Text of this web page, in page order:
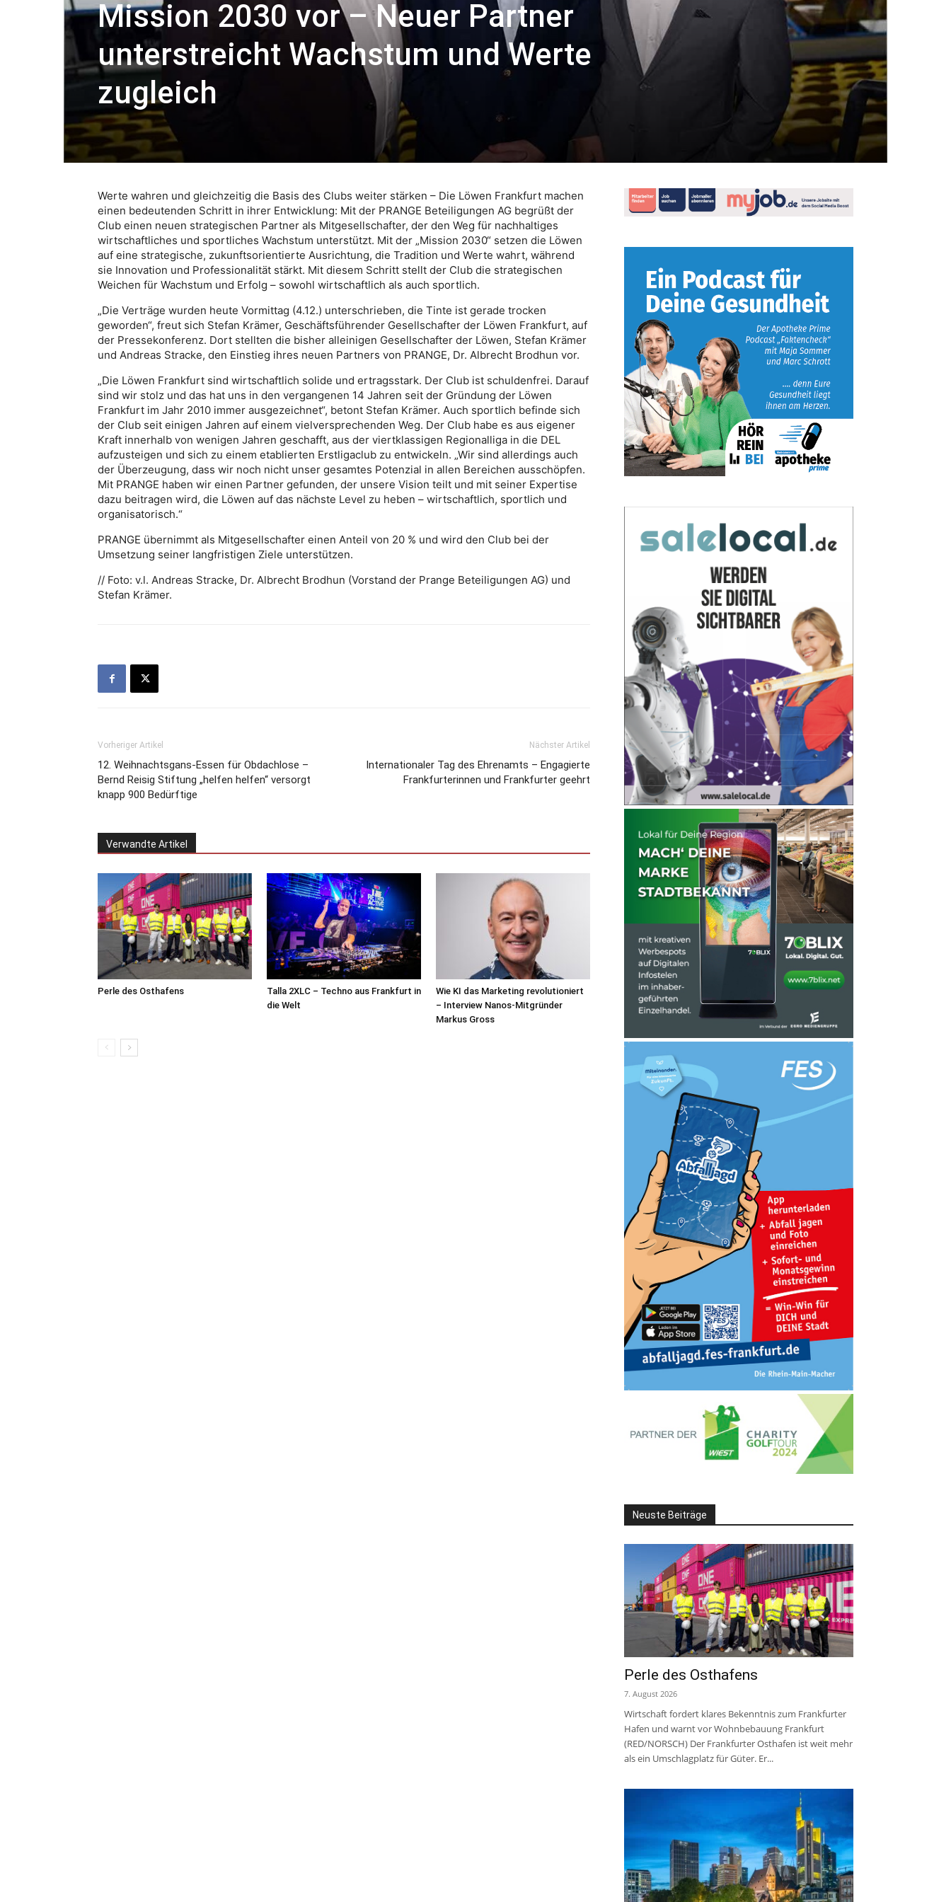
Mission 2030 vor – Neuer Partner
unterstreicht Wachstum und Werte
zugleich
Werte wahren und gleichzeitig die Basis des Clubs weiter stärken – Die Löwen Frankfurt machen
einen bedeutenden Schritt in ihrer Entwicklung: Mit der PRANGE Beteiligungen AG begrüßt der
Club einen neuen strategischen Partner als Mitgesellschafter, der den Weg für nachhaltiges
wirtschaftliches und sportliches Wachstum unterstützt. Mit der „Mission 2030“ setzen die Löwen
auf eine strategische, zukunftsorientierte Ausrichtung, die Tradition und Werte wahrt, während
sie Innovation und Professionalität stärkt. Mit diesem Schritt stellt der Club die strategischen
Weichen für Wachstum und Erfolg – sowohl wirtschaftlich als auch sportlich.
„Die Verträge wurden heute Vormittag (4.12.) unterschrieben, die Tinte ist gerade trocken
geworden“, freut sich Stefan Krämer, Geschäftsführender Gesellschafter der Löwen Frankfurt, auf
der Pressekonferenz. Dort stellten die bisher alleinigen Gesellschafter der Löwen, Stefan Krämer
und Andreas Stracke, den Einstieg ihres neuen Partners von PRANGE, Dr. Albrecht Brodhun vor.
„Die Löwen Frankfurt sind wirtschaftlich solide und ertragsstark. Der Club ist schuldenfrei. Darauf
sind wir stolz und das hat uns in den vergangenen 14 Jahren seit der Gründung der Löwen
Frankfurt im Jahr 2010 immer ausgezeichnet“, betont Stefan Krämer. Auch sportlich befinde sich
der Club seit einigen Jahren auf einem vielversprechenden Weg. Der Club habe es aus eigener
Kraft innerhalb von wenigen Jahren geschafft, aus der viertklassigen Regionalliga in die DEL
aufzusteigen und sich zu einem etablierten Erstligaclub zu entwickeln. „Wir sind allerdings auch
der Überzeugung, dass wir noch nicht unser gesamtes Potenzial in allen Bereichen ausschöpfen.
Mit PRANGE haben wir einen Partner gefunden, der unsere Vision teilt und mit seiner Expertise
dazu beitragen wird, die Löwen auf das nächste Level zu heben – wirtschaftlich, sportlich und
organisatorisch.“
PRANGE übernimmt als Mitgesellschafter einen Anteil von 20 % und wird den Club bei der
Umsetzung seiner langfristigen Ziele unterstützen.
// Foto: v.l. Andreas Stracke, Dr. Albrecht Brodhun (Vorstand der Prange Beteiligungen AG) und
Stefan Krämer.
Vorheriger Artikel
12. Weihnachtsgans-Essen für Obdachlose –
Bernd Reisig Stiftung „helfen helfen“ versorgt
knapp 900 Bedürftige
Nächster Artikel
Internationaler Tag des Ehrenamts – Engagierte
Frankfurterinnen und Frankfurter geehrt
Verwandte Artikel
Perle des Osthafens
Talla 2XLC – Techno aus Frankfurt in
die Welt
Wie KI das Marketing revolutioniert
– Interview Nanos-Mitgründer
Markus Gross
Neuste Beiträge
Perle des Osthafens
7. August 2026
Wirtschaft fordert klares Bekenntnis zum Frankfurter
Hafen und warnt vor Wohnbebauung Frankfurt
(RED/NORSCH) Der Frankfurter Osthafen ist weit mehr
als ein Umschlagplatz für Güter. Er...